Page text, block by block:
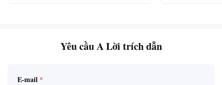
Yêu cầu A Lời trích dẫn
E-mail *